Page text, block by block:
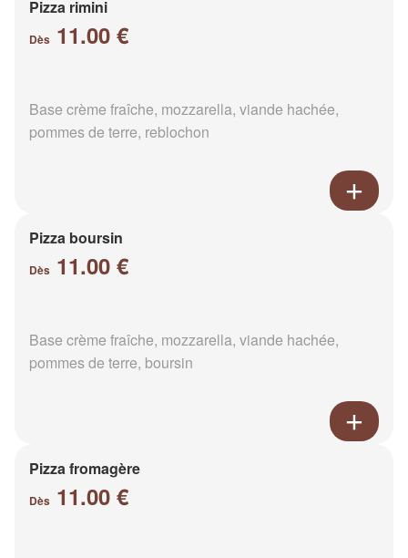
Pizza rimini
Dès 11.00 €
Base crème fraîche, mozzarella, viande hachée,
pommes de terre, reblochon
Pizza boursin
Dès 11.00 €
Base crème fraîche, mozzarella, viande hachée,
pommes de terre, boursin
Pizza fromagère
Dès 11.00 €